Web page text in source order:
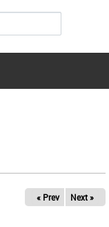
« Prev Next »